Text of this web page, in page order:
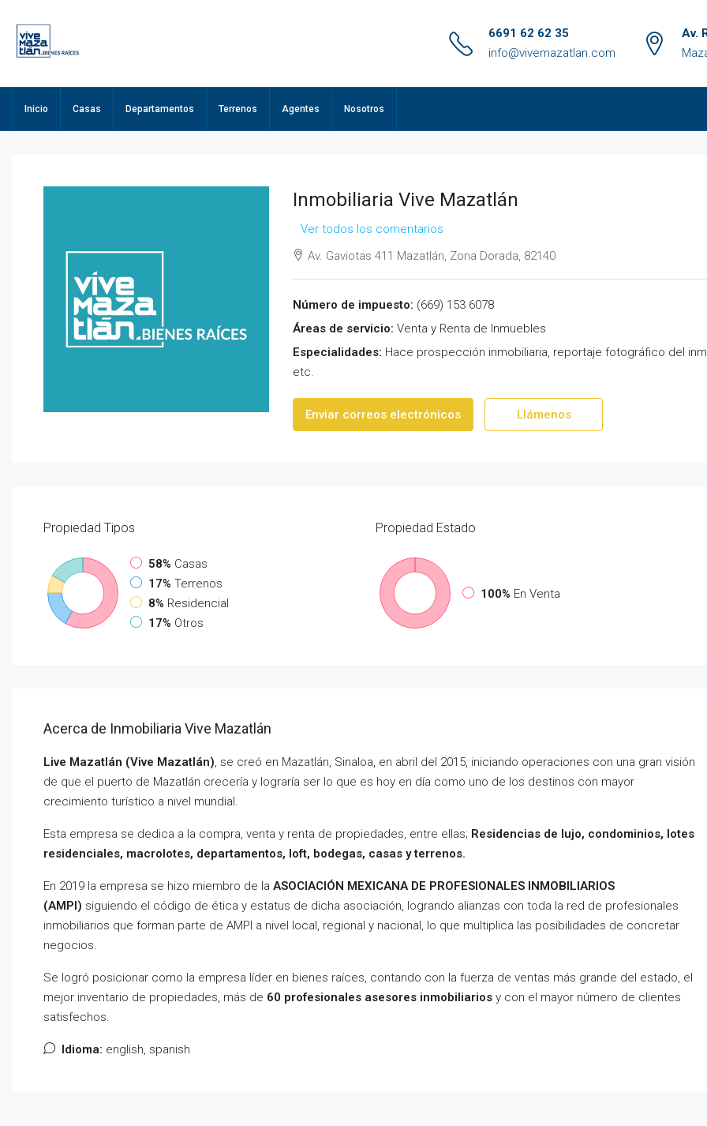
6691 62 62 35
info@vivemazatlan.com
Av.
Inicio Casas Departamentos Terrenos Agentes Nosotros
Inmobiliaria Vive Mazatlán
Ver todos los comentarios
Av. Gaviotas 411 Mazatlán, Zona Dorada, 82140
Número de impuesto: (669) 153 6078
Áreas de servicio: Venta y Renta de Inmuebles
Especialidades: Hace prospección inmobiliaria, reportaje fotográfico del
etc.
Enviar correos electrónicos Llámenos
Propiedad Tipos
58% Casas
17% Terrenos
8% Residencial
17% Otros
Propiedad Estado
100% En Venta
Acerca de Inmobiliaria Vive Mazatlán
Live Mazatlán (Vive Mazatlán), se creó en Mazatlán, Sinaloa, en abril del 2015, iniciando operaciones con una gran visión
de que el puerto de Mazatlán crecería y lograría ser lo que es hoy en día como uno de los destinos con mayor
crecimiento turístico a nivel mundial.
Esta empresa se dedica a la compra, venta y renta de propiedades, entre ellas; Residencias de lujo, condominios, lotes
residenciales, macrolotes, departamentos, loft, bodegas, casas y terrenos.
En 2019 la empresa se hizo miembro de la ASOCIACIÓN MEXICANA DE PROFESIONALES INMOBILIARIOS
(AMPI) siguiendo el código de ética y estatus de dicha asociación, logrando alianzas con toda la red de profesionales
inmobiliarios que forman parte de AMPI a nivel local, regional y nacional, lo que multiplica las posibilidades de concretar
negocios.
Se logró posicionar como la empresa líder en bienes raíces, contando con la fuerza de ventas más grande del estado, el
mejor inventario de propiedades, más de 60 profesionales asesores inmobiliarios y con el mayor número de clientes
satisfechos.
Idioma: english, spanish